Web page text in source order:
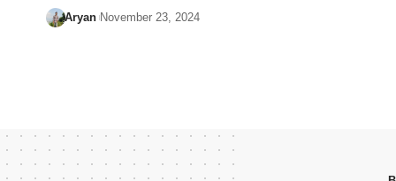
Aryan November 23, 2024